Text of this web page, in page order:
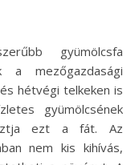
a mezőgazdasági
hétvégi telkeken is
gyümölcsének
ezt a fát. Az
nem kis kihívás,